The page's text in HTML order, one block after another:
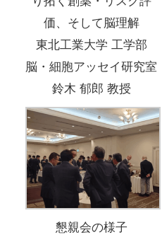
価、そして脳理解
東北工業大学 工学部
脳・細胞アッセイ研究室
鈴木 郁郎 教授
懇親会の様子